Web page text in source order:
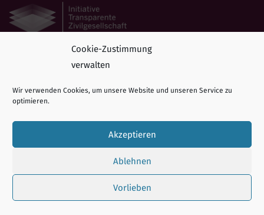
Cookie-Zustimmung
verwalten
Wir verwenden Cookies, um unsere Website und unseren Service zu
optimieren.
Akzeptieren
Ablehnen
Vorlieben
Impressum|Datenschutzerklärung| Copyright © 2026
Careleaver e.V.